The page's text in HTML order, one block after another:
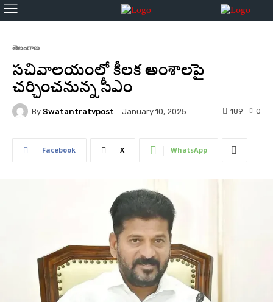
తెలంగాణ
సచివాలయంలో కీలక అంశాలపై
చర్చించనున్న సీఎం
By Swatantratvpost January 10, 2025 0
189
Facebook X WhatsApp